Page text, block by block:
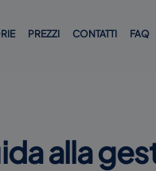
PREZZI CONTATTI FAQ
alla